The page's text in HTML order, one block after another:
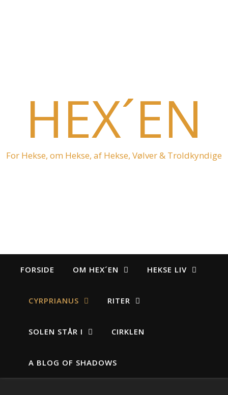
HEX´EN
For Hekse, om Hekse, af Hekse, Vølver & Troldkyndige
FORSIDE OM HEX´EN HEKSE LIV
CYRPRIANUS RITER
SOLEN STÅR I CIRKLEN
A BLOG OF SHADOWS